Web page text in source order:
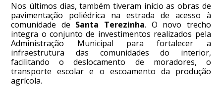
Nos últimos dias, também tiveram início as obras de
pavimentação poliédrica na estrada de acesso à
comunidade de Santa Terezinha. O novo trecho
integra o conjunto de investimentos realizados pela
Administração Municipal para fortalecer a
infraestrutura das comunidades do interior,
facilitando o deslocamento de moradores, o
transporte escolar e o escoamento da produção
agrícola.